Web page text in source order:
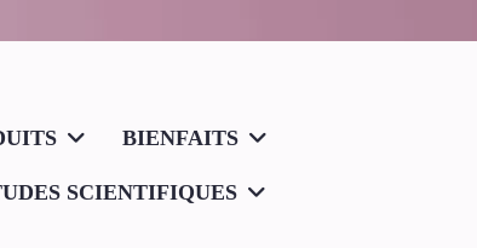
BIENFAITS
SCIENTIFIQUES